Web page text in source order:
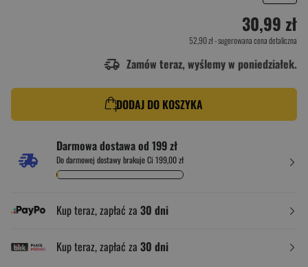
30,99 zł
52,90 zł- sugerowana cena detaliczna
Zamów teraz, wyślemy w poniedziałek.
DODAJ DO KOSZYKA
Darmowa dostawa od 199 zł
Do darmowej dostawy brakuje Ci 199,00 zł
Kup teraz, zapłać za 30 dni
Kup teraz, zapłać za 30 dni